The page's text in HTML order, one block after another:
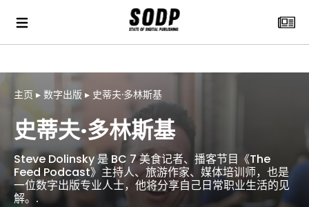
主页 ▸ 数字出版 ▸ 史蒂夫·多林斯基
史蒂夫·多林斯基
Steve Dolinsky 是 BC 7 美食记者、播客节目《The
Feed Podcast》主持人、旅游作家、媒体培训师，也是
一位数字出版专业人士，他将分享自己日常职业生活的见
解。.